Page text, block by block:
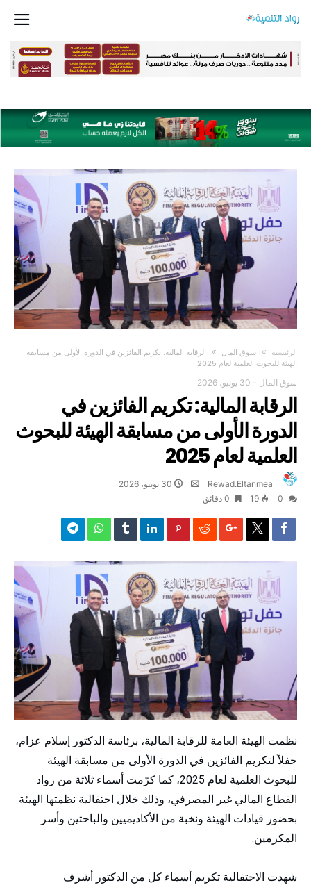
‫الرئيسية‬ سوق المال
الرقابة المالية: تكريم الفائزين في الدورة الأولى من مسابقة
الهيئة للبحوث العلمية لعام 2025
سوق المال - 30 يونيو، 2026
الرقابة المالية: تكريم الفائزين في
الدورة الأولى من مسابقة الهيئة للبحوث
العلمية لعام 2025
Rewad.Eltanmea
30 يونيو، 2026
19 0 ‫دقائق‬
نظمت الهيئة العامة للرقابة المالية، برئاسة الدكتور إسلام عزام،
حفلاً لتكريم الفائزين في الدورة الأولى من مسابقة الهيئة
للبحوث العلمية لعام 2025، كما كرّمت أسماء ثلاثة من رواد
القطاع المالي غير المصرفي، وذلك خلال احتفالية نظمتها الهيئة
بحضور قيادات الهيئة ونخبة من الأكاديميين والباحثين وأسر
المكرمين.
شهدت الاحتفالية تكريم أسماء كل من الدكتور أشرف